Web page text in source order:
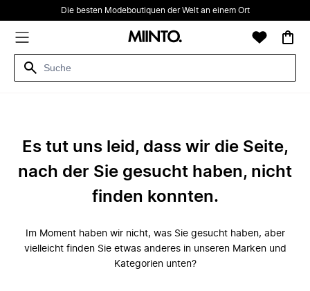
Die besten Modeboutiquen der Welt an einem Ort
Es tut uns leid, dass wir die Seite,
nach der Sie gesucht haben, nicht
finden konnten.
Im Moment haben wir nicht, was Sie gesucht haben, aber
vielleicht finden Sie etwas anderes in unseren Marken und
Kategorien unten?